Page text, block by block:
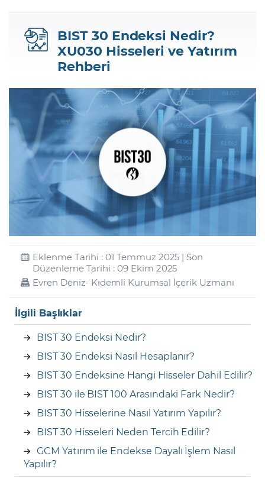
Şifreniz
BIST 30 Endeksi Nedir?
XU030 Hisseleri ve Yatırım
Rehberi
Eklenme Tarihi : 01 Temmuz 2025 | Son
Düzenleme Tarihi : 09 Ekim 2025
Evren Deniz- Kıdemli Kurumsal İçerik Uzmanı
İlgili Başlıklar
BIST 30 Endeksi Nedir?
BIST 30 Endeksi Nasıl Hesaplanır?
BIST 30 Endeksine Hangi Hisseler Dahil Edilir?
BIST 30 ile BIST 100 Arasındaki Fark Nedir?
BIST 30 Hisselerine Nasıl Yatırım Yapılır?
BIST 30 Hisseleri Neden Tercih Edilir?
GCM Yatırım ile Endekse Dayalı İşlem Nasıl
Yapılır?